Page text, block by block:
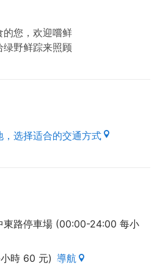
的您，欢迎嚐鲜
野鲜踪来照顾
选择适合的交通方式
東路停車場 (00:00-24:00 每小
時 60 元) 導航